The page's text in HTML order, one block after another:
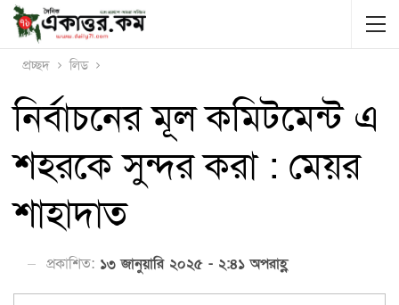
প্রচ্ছদ লিড
নির্বাচনের মূল কমিটমেন্ট এ
শহরকে সুন্দর করা : মেয়র
শাহাদাত
প্রকাশিত: ১৩ জানুয়ারি ২০২৫ - ২:৪১ অপরাহ্ণ